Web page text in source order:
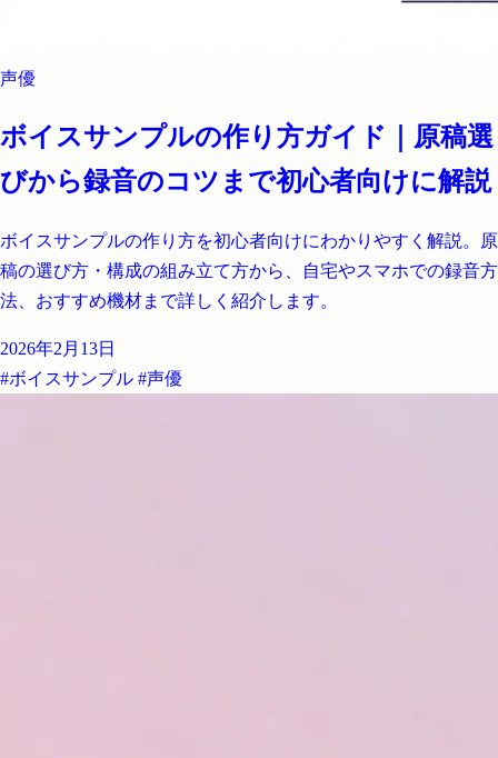
声優
ボイスサンプルの作り方ガイド｜原稿選
びから録音のコツまで初心者向けに解説
ボイスサンプルの作り方を初心者向けにわかりやすく解説。原
稿の選び方・構成の組み立て方から、自宅やスマホでの録音方
法、おすすめ機材まで詳しく紹介します。
2026年2月13日
#ボイスサンプル #声優